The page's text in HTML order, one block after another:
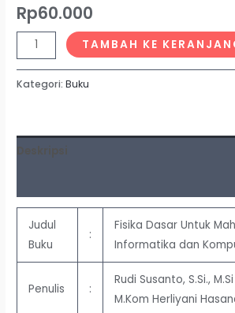
Rp60.000
TAMBAH KE
Kategori:Buku
Deskripsi
Judul
Buku
:
Fisika Dasar Untuk
Informatika dan
Penulis :
Rudi Susanto, S.Si.,
M.Kom Herliyani